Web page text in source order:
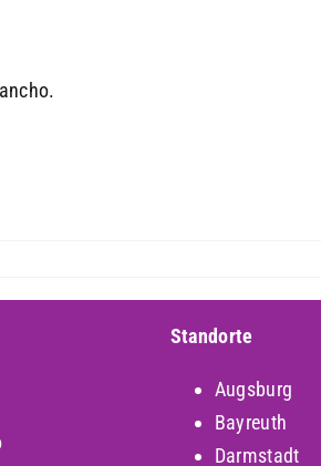
Standorte
Augsburg
Bayreuth
Darmstadt